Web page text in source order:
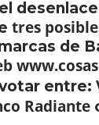
tres
de
entre:
Radiante